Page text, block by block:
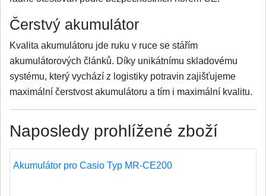
Čerstvý akumulátor
Kvalita akumulátoru jde ruku v ruce se stářím
akumulátorových článků. Díky unikátnímu skladovému
systému, který vychází z logistiky potravin zajišťujeme
maximální čerstvost akumulátoru a tím i maximální kvalitu.
Naposledy prohlížené zboží
Akumulátor pro Casio Typ MR-CE200